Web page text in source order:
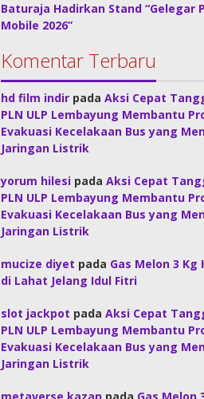
Baturaja Hadirkan Stand “Gelegar
Mobile 2026”
Komentar Terbaru
hd film indir padaAksi Cepat
PLN ULP Lembayung Membantu
Evakuasi Kecelakaan Bus yang
Jaringan Listrik
yorum hilesi padaAksi Cepat
PLN ULP Lembayung Membantu
Evakuasi Kecelakaan Bus yang
Jaringan Listrik
mucize diyet pada Gas Melon 3 Kg
di Lahat Jelang Idul Fitri
slot jackpot padaAksi Cepat
PLN ULP Lembayung Membantu
Evakuasi Kecelakaan Bus yang
Jaringan Listrik